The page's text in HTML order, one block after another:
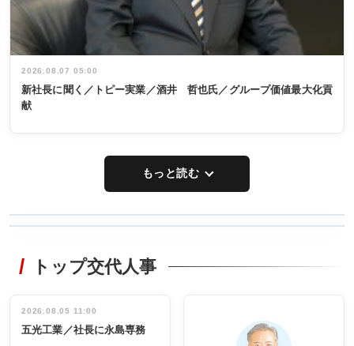
2026.08.07 05:00
新社長に聞く／トピー実業／酒井 哲也氏／グループ価値最大化貢
献
もっと読む
非鉄業界で
インタビュ
ー／社内ア
タックトレー
祝う 業界関
係者ら220人
出席
トップ交代人事
2026.08.05 11:00
五光工業／社長に永島専務